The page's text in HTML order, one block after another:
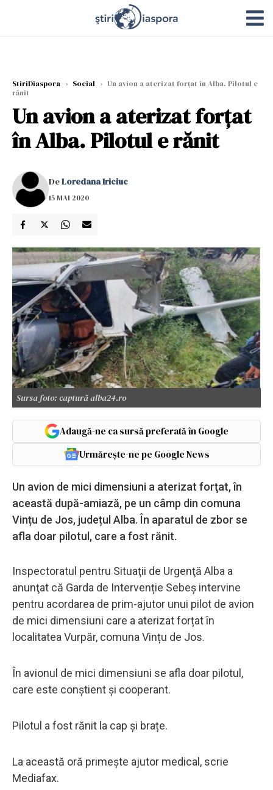
StiriDiaspora › Social › Un avion a aterizat forţat în Alba. Pilotul e
rănit
Un avion a aterizat forţat
în Alba. Pilotul e rănit
DeLoredana Iriciuc
15 MAI 2020
Sursa foto: captură alba24.ro
Adaugă-ne ca sursă preferată în Google
Urmărește-ne pe Google News
Un avion de mici dimensiuni a aterizat forţat, în
această după-amiază, pe un câmp din comuna
Vințu de Jos, județul Alba. În aparatul de zbor se
afla doar pilotul, care a fost rănit.
Inspectoratul pentru Situaţii de Urgenţă Alba a
anunţat că Garda de Intervenție Sebeș intervine
pentru acordarea de prim-ajutor unui pilot de avion
de mici dimensiuni care a aterizat forțat în
localitatea Vurpăr, comuna Vințu de Jos.
În avionul de mici dimensiuni se afla doar pilotul,
care este conștient și cooperant.
Pilotul a fost rănit la cap și brațe.
La această oră primește ajutor medical, scrie
Mediafax.